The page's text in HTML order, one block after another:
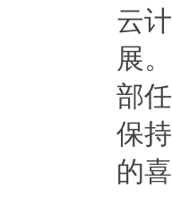
云
展
部
保
的